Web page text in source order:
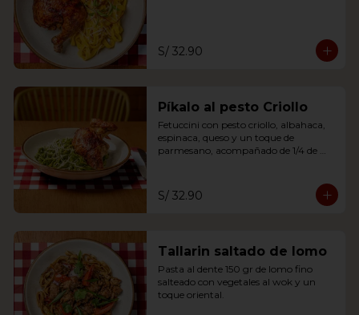
S/ 32.90
Píkalo al pesto Criollo
Fetuccini con pesto criollo, albahaca,
espinaca, queso y un toque de
parmesano, acompañado de 1/4 de
S/ 32.90
Tallarin saltado de lomo
Pasta al dente 150 gr de lomo fino
salteado con vegetales al wok y un
toque oriental.